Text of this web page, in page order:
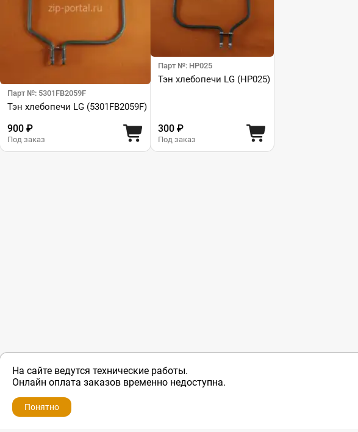
Парт №: 5301FB2059F
Тэн хлебопечи LG (5301FB2059F)
900 ₽
Под заказ
Парт №: HP025
Тэн хлебопечи LG (HP025)
300 ₽
Под заказ
ZIP-PORTAL
Запчасти для бытовой техники
+7 928 280-34-98
На сайте ведутся технические работы.
Онлайн оплата заказов временно недоступна.
Понятно